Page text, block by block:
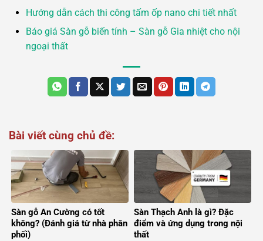
Hướng dẫn cách thi công tấm ốp nano chi tiết nhất
Báo giá Sàn gỗ biến tính – Sàn gỗ Gia nhiệt cho nội
ngoại thất
Bài viết cùng chủ đề:
Sàn gỗ An Cường có tốt
không? (Đánh giá từ nhà phân
phối)
Sàn Thạch Anh là gì? Đặc
điểm và ứng dụng trong nội
thất